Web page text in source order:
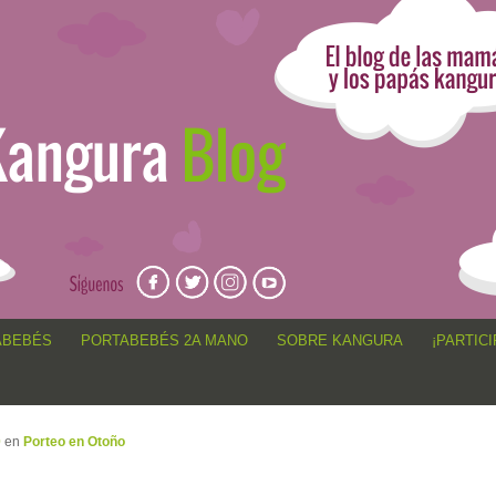
anécdotas de porteo, sorteos, concursos, artículos,
PORTABEBÉS 2A MANO SOBRE KANGURA
en Porteo en Otoño